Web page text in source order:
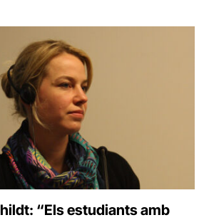
“Els estudiants amb